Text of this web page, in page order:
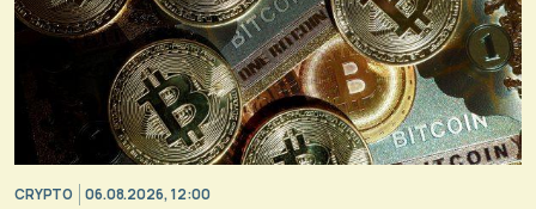
CRYPTO 06.08.2026, 12:00